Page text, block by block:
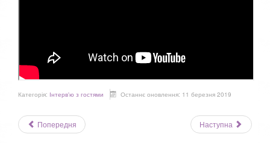
Категорія: Інтерв'ю з гостями Останнє оновлення: 11 березня 2019
Попередня Наступна